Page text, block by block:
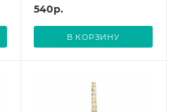
Сибртех
540р.
В КОРЗИНУ